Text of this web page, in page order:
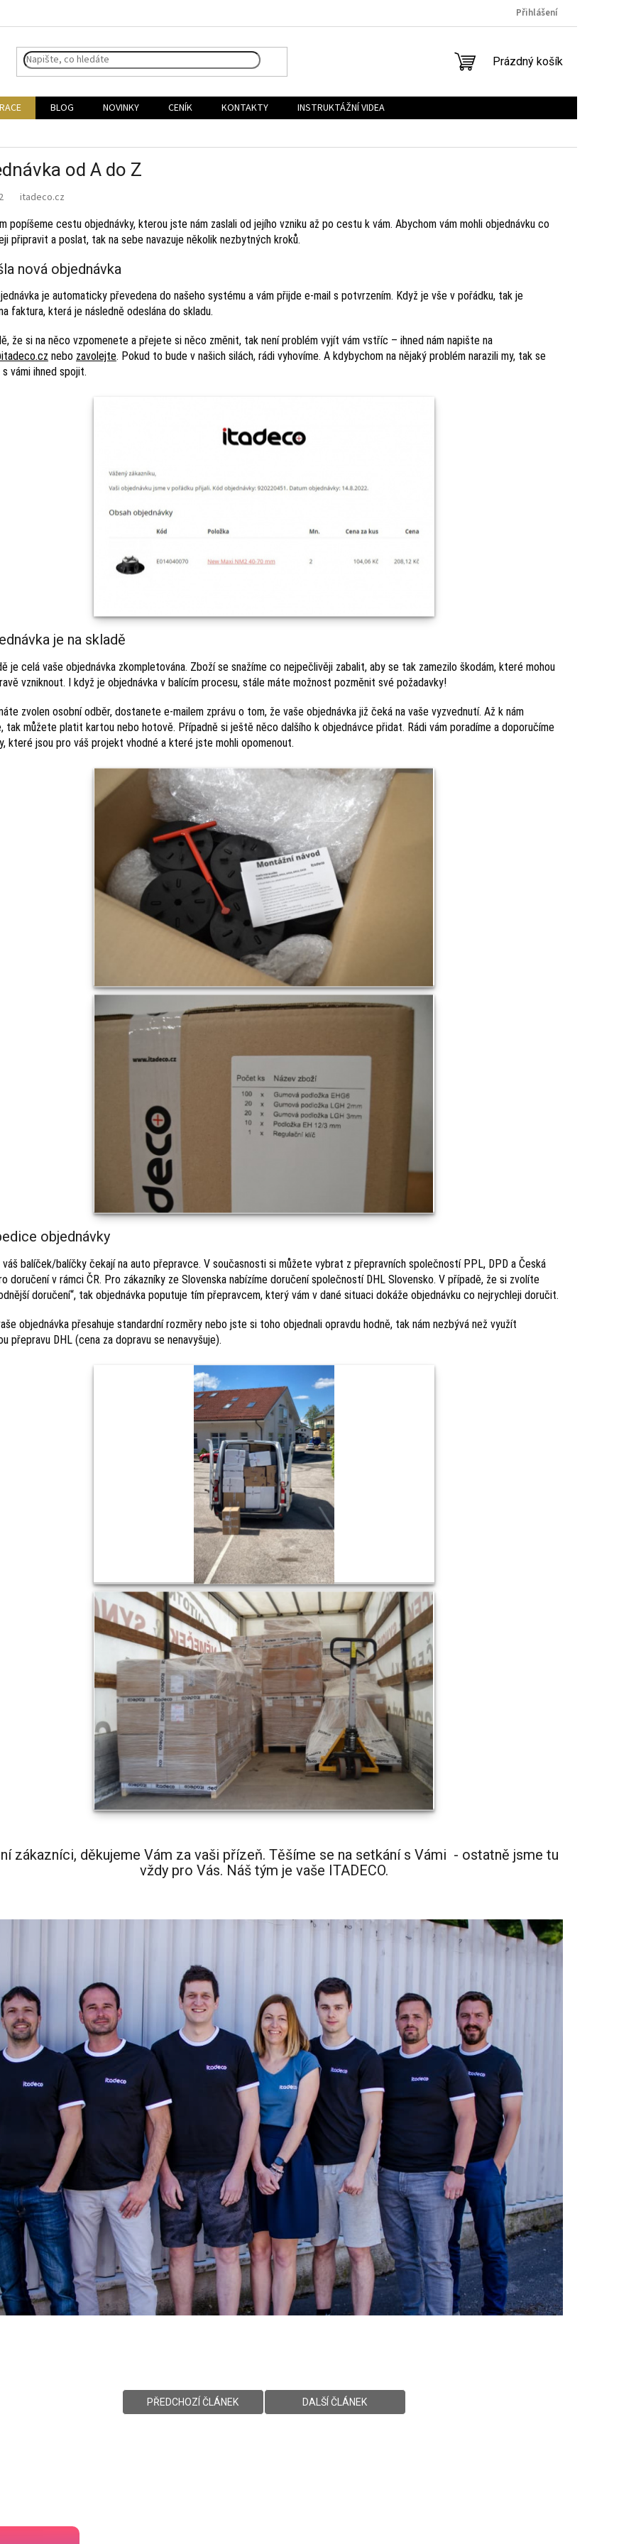
Přihlášení
NÁKUPNÍ
Prázdný košík
BLOG NOVINKY CENÍK KONTAKTY INSTRUKTÁŽNÍ VIDEA
od A do Z
popíšeme cestu objednávky, kterou jste nám zaslali od jejího vzniku až po cestu k vám. Abychom vám mohli objednávku co
připravit a poslat, tak na sebe navazuje několik nezbytných kroků.
nová objednávka
je automaticky převedena do našeho systému a vám přijde e-mail s potvrzením. Když je vše v pořádku, tak je
faktura, která je následně odeslána do skladu.
že si na něco vzpomenete a přejete si něco změnit, tak není problém vyjít vám vstříc – ihned nám napište na
nebo zavolejte. Pokud to bude v našich silách, rádi vyhovíme. A kdybychom na nějaký problém narazili my, tak se
s vámi ihned spojit.
je na skladě
je celá vaše objednávka zkompletována. Zboží se snažíme co nejpečlivěji zabalit, aby se tak zamezilo škodám, které mohou
vzniknout. I když je objednávka v balícím procesu, stále máte možnost pozměnit své požadavky!
zvolen osobní odběr, dostanete e-mailem zprávu o tom, že vaše objednávka již čeká na vaše vyzvednutí. Až k nám
tak můžete platit kartou nebo hotově. Případně si ještě něco dalšího k objednávce přidat. Rádi vám poradíme a doporučíme
které jsou pro váš projekt vhodné a které jste mohli opomenout.
objednávky
balíček/balíčky čekají na auto přepravce. V současnosti si můžete vybrat z přepravních společností PPL, DPD a Česká
doručení v rámci ČR. Pro zákazníky ze Slovenska nabízíme doručení společností DHL Slovensko. V případě, že si zvolíte
doručení“, tak objednávka poputuje tím přepravcem, který vám v dané situaci dokáže objednávku co nejrychleji doručit.
objednávka přesahuje standardní rozměry nebo jste si toho objednali opravdu hodně, tak nám nezbývá než využít
přepravu DHL (cena za dopravu se nenavyšuje).
zákazníci, děkujeme Vám za vaši přízeň. Těšíme se na setkání s Vámi - ostatně jsme tu
vždy pro Vás. Náš tým je vaše ITADECO.
PŘEDCHOZÍ ČLÁNEK DALŠÍ ČLÁNEK